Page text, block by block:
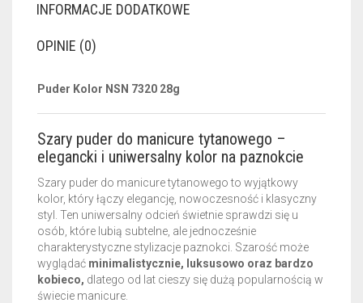
INFORMACJE DODATKOWE
OPINIE (0)
Puder Kolor NSN 7320 28g
Szary puder do manicure tytanowego –
elegancki i uniwersalny kolor na paznokcie
Szary puder do manicure tytanowego to wyjątkowy
kolor, który łączy elegancję, nowoczesność i klasyczny
styl. Ten uniwersalny odcień świetnie sprawdzi się u
osób, które lubią subtelne, ale jednocześnie
charakterystyczne stylizacje paznokci. Szarość może
wyglądać minimalistycznie, luksusowo oraz bardzo
kobieco, dlatego od lat cieszy się dużą popularnością w
świecie manicure.